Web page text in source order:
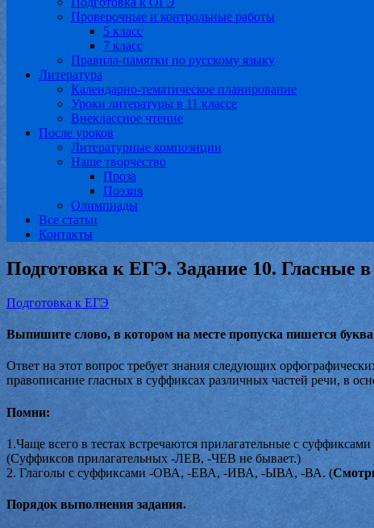
Проверочные и контрольные работы
5 класс
7 класс
Правила-памятки по русскому языку
Литература
Календарно-тематическое планирование
Уроки литературы в 11 классе
Внеклассное чтение
После уроков
Литературные композиции
Наше творчество
Проза
Поэзия
Олимпиады
Все статьи
Контакты
Подготовка к ЕГЭ. Задание 10. Гласные
Подготовка к ЕГЭ
Выпишите слово, в котором на месте пропуска пишется
Ответ на этот вопрос требует знания следующих
правописание гласных в суффиксах различных частей речи, в
Помни:
1.Чаще всего в тестах встречаются прилагательные с
(Суффиксов прилагательных -ЛЕВ, -ЧЕВ не бывает.)
2. Глаголы с суффиксами -ОВА, -ЕВА, -ИВА, -ЫВА, -ВА. (
Порядок выполнения задания.